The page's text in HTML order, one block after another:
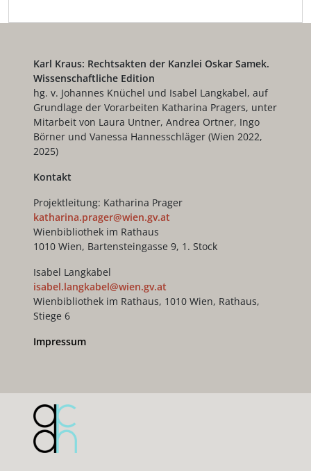
Karl Kraus: Rechtsakten der Kanzlei Oskar Samek.
Wissenschaftliche Edition
hg. v. Johannes Knüchel und Isabel Langkabel, auf
Grundlage der Vorarbeiten Katharina Pragers, unter
Mitarbeit von Laura Untner, Andrea Ortner, Ingo
Börner und Vanessa Hannesschläger (Wien 2022,
2025)
Kontakt
Projektleitung: Katharina Prager
katharina.prager@wien.gv.at
Wienbibliothek im Rathaus
1010 Wien, Bartensteingasse 9, 1. Stock
Isabel Langkabel
isabel.langkabel@wien.gv.at
Wienbibliothek im Rathaus, 1010 Wien, Rathaus,
Stiege 6
Impressum